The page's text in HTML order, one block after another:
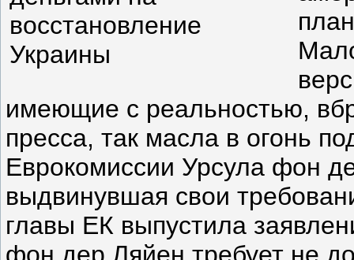
имеющие с реальностью,
пресса, так масла в огонь
Еврокомиссии Урсула фон
выдвинувшая свои
главы ЕК выпустила